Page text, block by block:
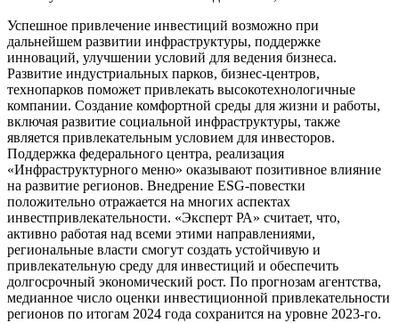
Успешное привлечение инвестиций возможно при
дальнейшем развитии инфраструктуры, поддержке
инноваций, улучшении условий для ведения бизнеса.
Развитие индустриальных парков, бизнес-центров,
технопарков поможет привлекать высокотехнологичные
компании. Создание комфортной среды для жизни и работы,
включая развитие социальной инфраструктуры, также
является привлекательным условием для инвесторов.
Поддержка федерального центра, реализация
«Инфраструктурного меню» оказывают позитивное влияние
на развитие регионов. Внедрение ESG-повестки
положительно отражается на многих аспектах
инвестпривлекательности. «Эксперт РА» считает, что,
активно работая над всеми этими направлениями,
региональные власти смогут создать устойчивую и
привлекательную среду для инвестиций и обеспечить
долгосрочный экономический рост. По прогнозам агентства,
медианное число оценки инвестиционной привлекательности
регионов по итогам 2024 года сохранится на уровне 2023-го.